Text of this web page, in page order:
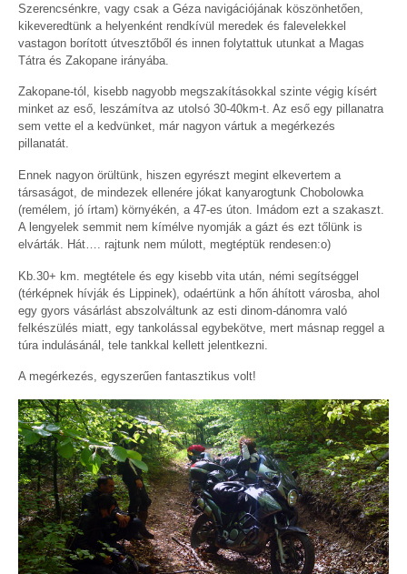
Szerencsénkre, vagy csak a Géza navigációjának köszönhetően,
kikeveredtünk a helyenként rendkívül meredek és falevelekkel
vastagon borított útvesztőből és innen folytattuk utunkat a Magas
Tátra és Zakopane irányába.
Zakopane-tól, kisebb nagyobb megszakításokkal szinte végig kísért
minket az eső, leszámítva az utolsó 30-40km-t. Az eső egy pillanatra
sem vette el a kedvünket, már nagyon vártuk a megérkezés
pillanatát.
Ennek nagyon örültünk, hiszen egyrészt megint elkevertem a
társaságot, de mindezek ellenére jókat kanyarogtunk Chobolowka
(remélem, jó írtam) környékén, a 47-es úton. Imádom ezt a szakaszt.
A lengyelek semmit nem kímélve nyomják a gázt és ezt tőlünk is
elvárták. Hát…. rajtunk nem múlott, megtéptük rendesen:o)
Kb.30+ km. megtétele és egy kisebb vita után, némi segítséggel
(térképnek hívják és Lippinek), odaértünk a hőn áhított városba, ahol
egy gyors vásárlást abszolváltunk az esti dinom-dánomra való
felkészülés miatt, egy tankolással egybekötve, mert másnap reggel a
túra indulásánál, tele tankkal kellett jelentkezni.
A megérkezés, egyszerűen fantasztikus volt!